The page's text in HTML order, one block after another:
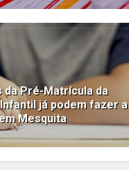
da Pré-Matrícula da
já podem fazer a
Mesquita